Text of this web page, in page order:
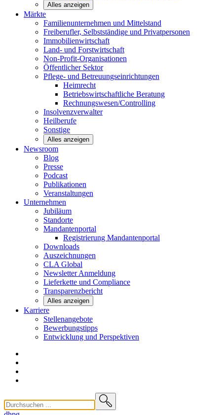
Alles anzeigen
Märkte
Familienunternehmen und Mittelstand
Freiberufler, Selbstständige und Privatpersonen
Immobilienwirtschaft
Land- und Forstwirtschaft
Non-Profit-Organisationen
Öffentlicher Sektor
Pflege- und Betreuungseinrichtungen
Heimrecht
Betriebswirtschaftliche Beratung
Rechnungswesen/Controlling
Insolvenzverwalter
Heilberufe
Sonstige
Alles anzeigen
Newsroom
Blog
Presse
Podcast
Publikationen
Veranstaltungen
Unternehmen
Jubiläum
Standorte
Mandantenportal
Registrierung Mandantenportal
Downloads
Auszeichnungen
CLAGlobal
NewsletterAnmeldung
Lieferkette und Compliance
Transparenzbericht
Alles anzeigen
Karriere
Stellenangebote
Bewerbungstipps
Entwicklung und Perspektiven